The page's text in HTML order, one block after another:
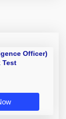
Officer)
Test